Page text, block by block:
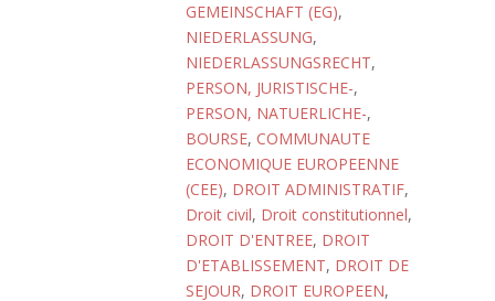
GEMEINSCHAFT (EG),
NIEDERLASSUNG,
NIEDERLASSUNGSRECHT,
PERSON, JURISTISCHE-,
PERSON, NATUERLICHE-,
BOURSE, COMMUNAUTE
ECONOMIQUE EUROPEENNE
(CEE), DROIT ADMINISTRATIF,
Droit civil, Droit constitutionnel,
DROIT D'ENTREE, DROIT
D'ETABLISSEMENT, DROIT DE
SEJOUR, DROIT EUROPEEN,